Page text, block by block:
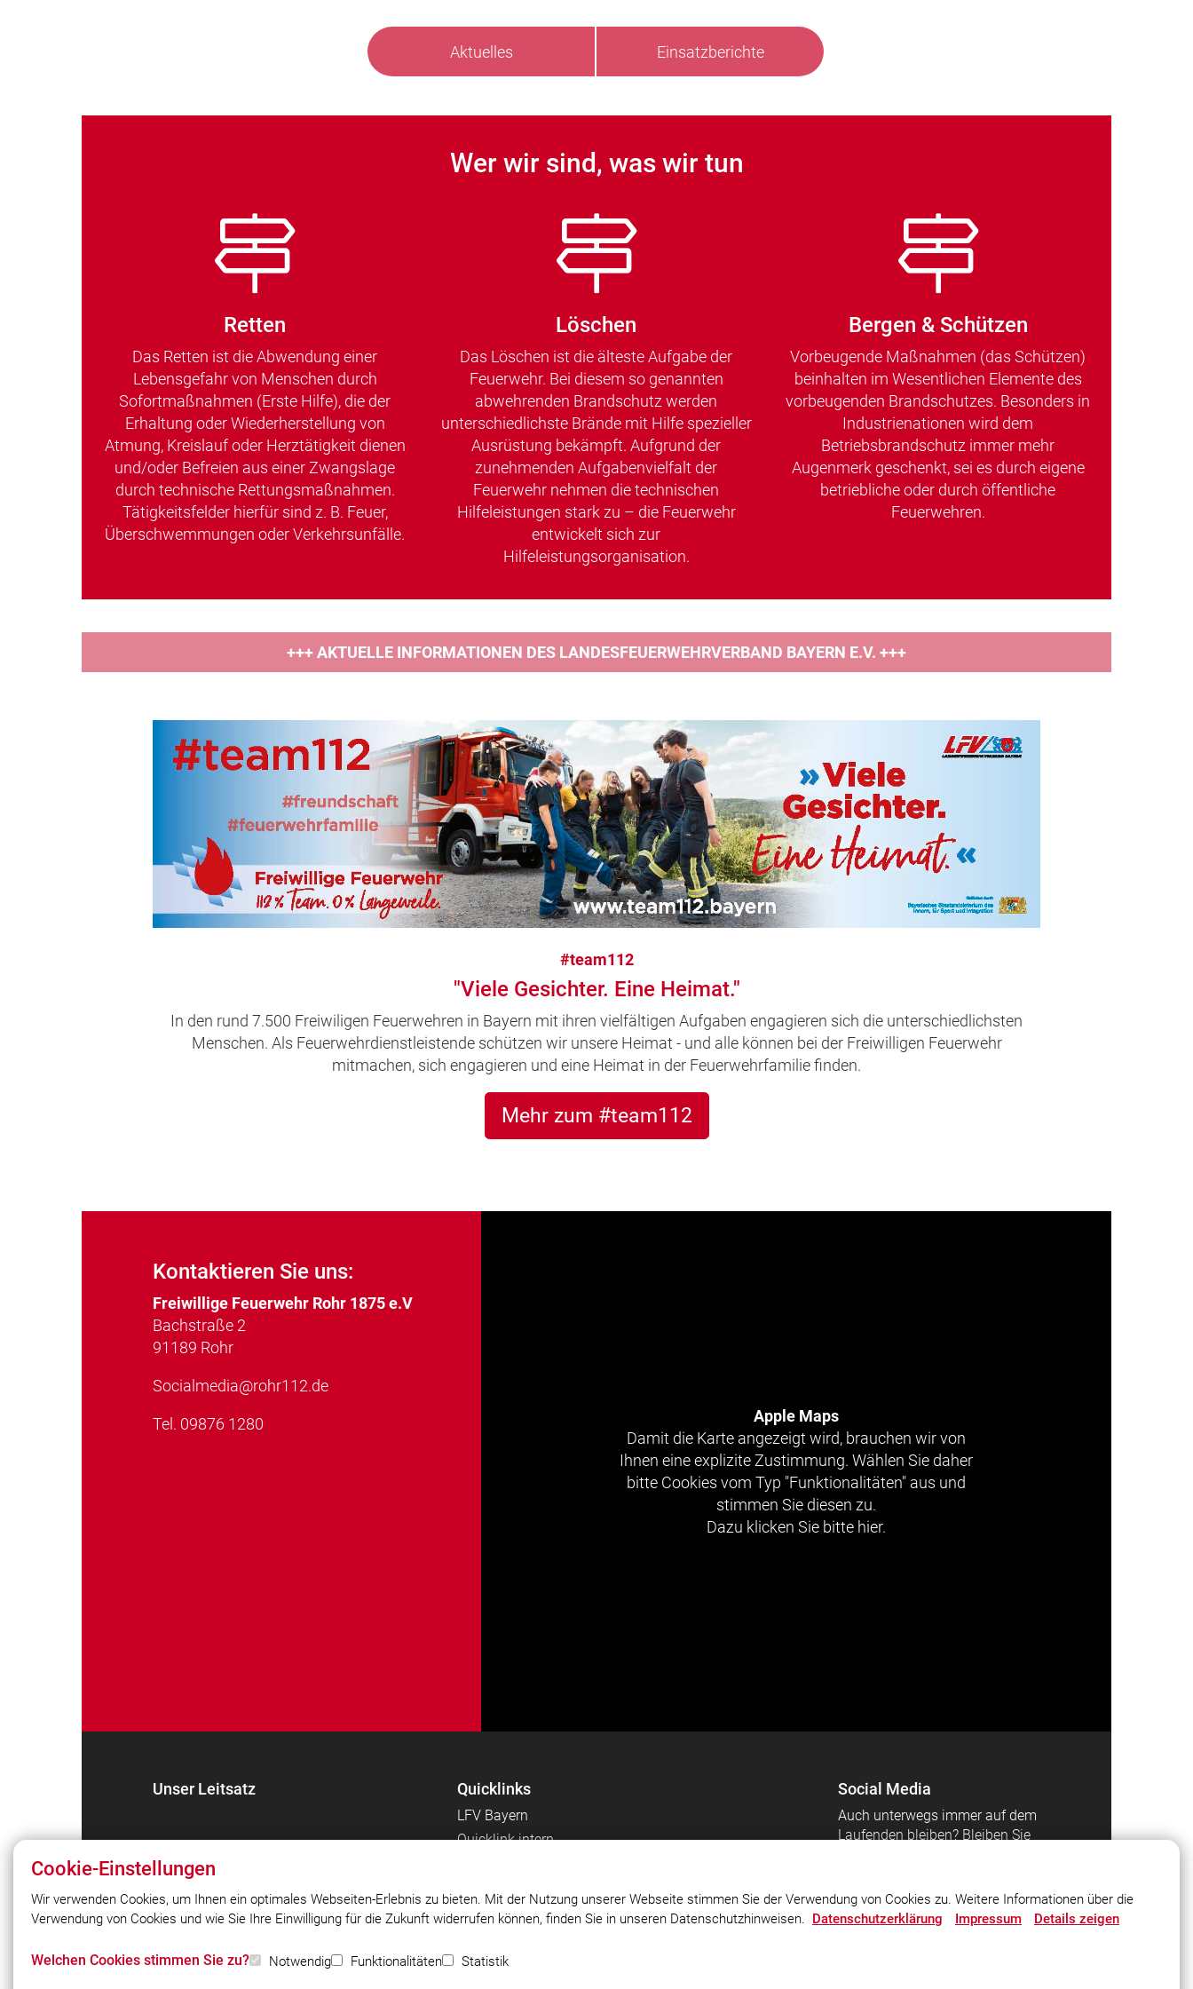
Aktuelles Einsatzberichte
Wer wir sind, was wir tun
Retten
Das Retten ist die Abwendung einer
Lebensgefahr von Menschen durch
Sofortmaßnahmen (Erste Hilfe), die der
Erhaltung oder Wiederherstellung von
Atmung, Kreislauf oder Herztätigkeit dienen
und/oder Befreien aus einer Zwangslage
durch technische Rettungsmaßnahmen.
Tätigkeitsfelder hierfür sind z. B. Feuer,
Überschwemmungen oder Verkehrsunfälle.
Löschen
Das Löschen ist die älteste Aufgabe der
Feuerwehr. Bei diesem so genannten
abwehrenden Brandschutz werden
unterschiedlichste Brände mit Hilfe spezieller
Ausrüstung bekämpft. Aufgrund der
zunehmenden Aufgabenvielfalt der
Feuerwehr nehmen die technischen
Hilfeleistungen stark zu – die Feuerwehr
entwickelt sich zur
Hilfeleistungsorganisation.
Bergen & Schützen
Vorbeugende Maßnahmen (das Schützen)
beinhalten im Wesentlichen Elemente des
vorbeugenden Brandschutzes. Besonders in
Industrienationen wird dem
Betriebsbrandschutz immer mehr
Augenmerk geschenkt, sei es durch eigene
betriebliche oder durch öffentliche
Feuerwehren.
+++ AKTUELLE INFORMATIONEN DES LANDESFEUERWEHRVERBAND BAYERN E.V. +++
#team112
"Viele Gesichter. Eine Heimat."
In den rund 7.500 Freiwiligen Feuerwehren in Bayern mit ihren vielfältigen Aufgaben engagieren sich die unterschiedlichsten
Menschen. Als Feuerwehrdienstleistende schützen wir unsere Heimat - und alle können bei der Freiwilligen Feuerwehr
mitmachen, sich engagieren und eine Heimat in der Feuerwehrfamilie finden.
Mehr zum #team112
Kontaktieren Sie uns:
Freiwillige Feuerwehr Rohr 1875 e.V
Bachstraße 2
91189 Rohr
Socialmedia@rohr112.de
Tel. 09876 1280
Apple Maps
Damit die Karte angezeigt wird, brauchen wir von
Ihnen eine explizite Zustimmung. Wählen Sie daher
bitte Cookies vom Typ "Funktionalitäten" aus und
stimmen Sie diesen zu.
Dazu klicken Sie bitte hier.
Unser Leitsatz Quicklinks
LFV Bayern
Quicklink intern
Social Media
Auch unterwegs immer auf dem
Laufenden bleiben? Bleiben Sie
© 2026 Freiwillige Feuerwehr Rohr 1875 e.V Impressum
Cookie-Einstellungen
Wir verwenden Cookies, um Ihnen ein optimales Webseiten-Erlebnis zu bieten. Mit der Nutzung unserer Webseite stimmen Sie der Verwendung von Cookies zu. Weitere Informationen über die
Verwendung von Cookies und wie Sie Ihre Einwilligung für die Zukunft widerrufen können, finden Sie in unseren Datenschutzhinweisen. Datenschutzerklärung Impressum Details zeigen
Welchen Cookies stimmen Sie zu? Notwendig Funktionalitäten Statistik